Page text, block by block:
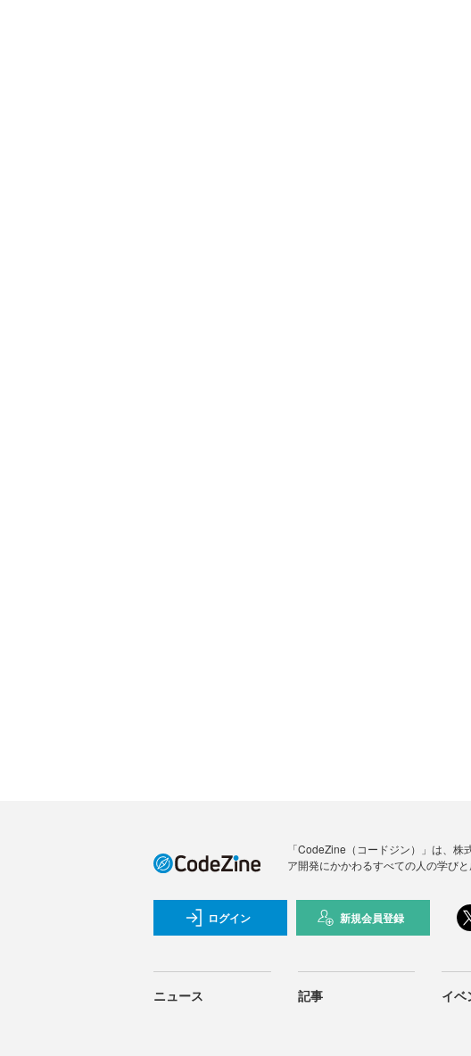
「CodeZine（コードジン）」は、
ア開発にかかわるすべての人の学び
ログイン 新規会員登録
ニュース 記事 イベ